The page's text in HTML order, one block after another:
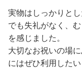
実物はしっかりと
でも失礼がなく、
を感じました。
大切なお祝いの場
にはぜひ利用したい